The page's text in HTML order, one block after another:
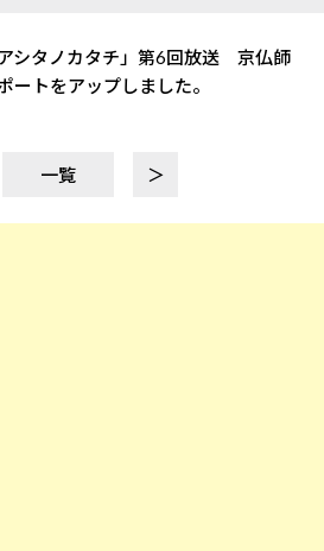
シタノカタチ」第6回放送 京仏師
ートをアップしました。
一覧 ＞